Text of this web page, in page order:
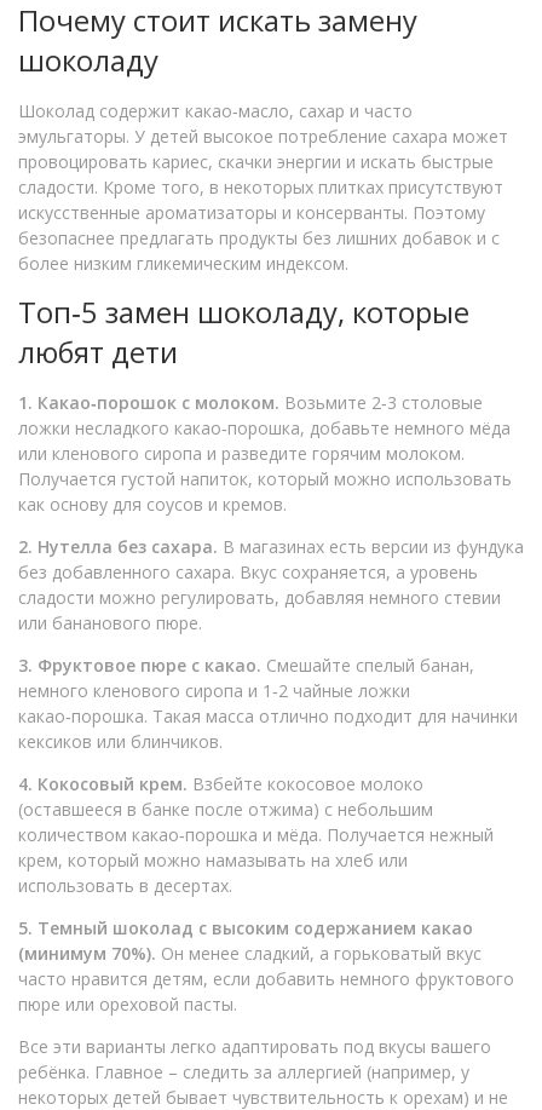
Почему стоит искать замену
шоколаду
Шоколад содержит какао‑масло, сахар и часто
эмульгаторы. У детей высокое потребление сахара может
провоцировать кариес, скачки энергии и искать быстрые
сладости. Кроме того, в некоторых плитках присутствуют
искусственные ароматизаторы и консерванты. Поэтому
безопаснее предлагать продукты без лишних добавок и с
более низким гликемическим индексом.
Топ‑5 замен шоколаду, которые
любят дети
1. Какао‑порошок с молоком. Возьмите 2‑3 столовые
ложки несладкого какао‑порошка, добавьте немного мёда
или кленового сиропа и разведите горячим молоком.
Получается густой напиток, который можно использовать
как основу для соусов и кремов.
2. Нутелла без сахара. В магазинах есть версии из фундука
без добавленного сахара. Вкус сохраняется, а уровень
сладости можно регулировать, добавляя немного стевии
или бананового пюре.
3. Фруктовое пюре с какао. Смешайте спелый банан,
немного кленового сиропа и 1‑2 чайные ложки
какао‑порошка. Такая масса отлично подходит для начинки
кексиков или блинчиков.
4. Кокосовый крем. Взбейте кокосовое молоко
(оставшееся в банке после отжима) с небольшим
количеством какао‑порошка и мёда. Получается нежный
крем, который можно намазывать на хлеб или
использовать в десертах.
5. Темный шоколад с высоким содержанием какао
(минимум 70%). Он менее сладкий, а горьковатый вкус
часто нравится детям, если добавить немного фруктового
пюре или ореховой пасты.
Все эти варианты легко адаптировать под вкусы вашего
ребёнка. Главное – следить за аллергией (например, у
некоторых детей бывает чувствительность к орехам) и не